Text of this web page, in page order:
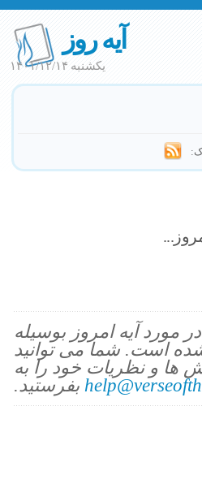
آیه روز
یکشنبه ۱۴۰۱/۱۲/۱۴
مورد آیه امروز بوسیله
است. شما می توانید
ها و نظریات خود را به
بفرستید.